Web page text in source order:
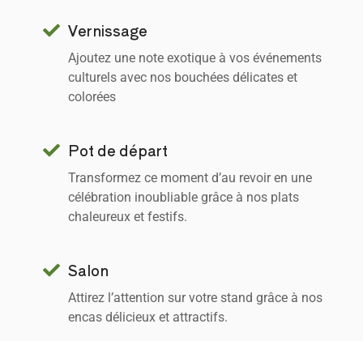
Vernissage
Ajoutez une note exotique à vos événements
culturels avec nos bouchées délicates et
colorées
Pot de départ
Transformez ce moment d’au revoir en une
célébration inoubliable grâce à nos plats
chaleureux et festifs.
Salon
Attirez l’attention sur votre stand grâce à nos
encas délicieux et attractifs.